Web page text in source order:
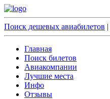
Поиск дешевых авиабилетов |
Главная
Поиск билетов
Авиакомпании
Лучшие места
Инфо
Отзывы